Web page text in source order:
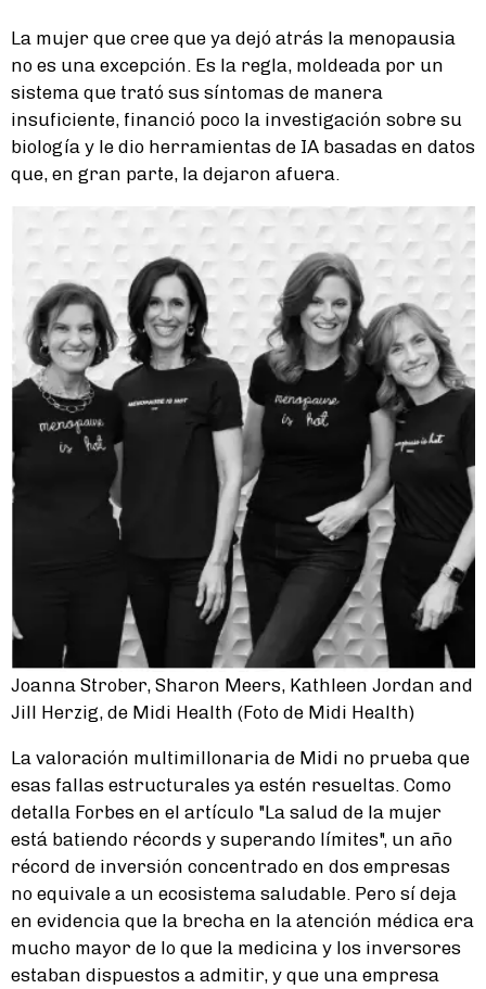
La mujer que cree que ya dejó atrás la menopausia
no es una excepción. Es la regla, moldeada por un
sistema que trató sus síntomas de manera
insuficiente, financió poco la investigación sobre su
biología y le dio herramientas de IA basadas en datos
que, en gran parte, la dejaron afuera.
Joanna Strober, Sharon Meers, Kathleen Jordan and
Jill Herzig, de Midi Health (Foto de Midi Health)
La valoración multimillonaria de Midi no prueba que
esas fallas estructurales ya estén resueltas. Como
detalla Forbes en el artículo "La salud de la mujer
está batiendo récords y superando límites", un año
récord de inversión concentrado en dos empresas
no equivale a un ecosistema saludable. Pero sí deja
en evidencia que la brecha en la atención médica era
mucho mayor de lo que la medicina y los inversores
estaban dispuestos a admitir, y que una empresa